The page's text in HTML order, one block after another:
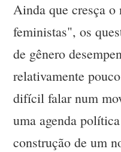
Ainda que cresça o
feministas", os
de gênero
relativamente
difícil falar num
uma agenda
construção de um